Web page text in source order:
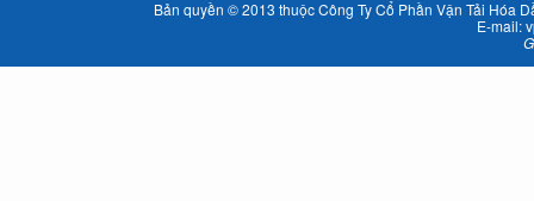
Bản quyền © 2013 thuộc Công Ty Cổ Phần Vận Tải Hóa
E-mail: